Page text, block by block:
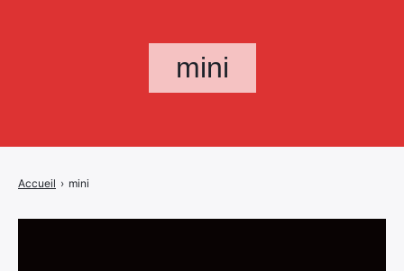
mini
Accueil › mini